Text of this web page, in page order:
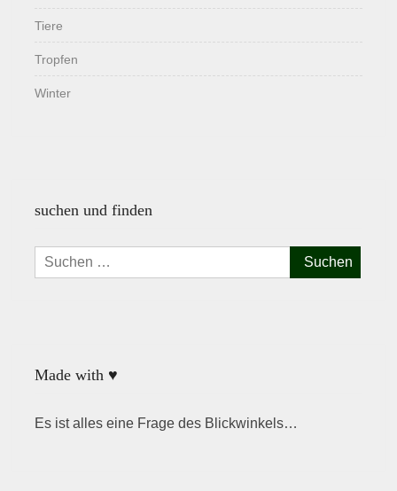
Tiere
Tropfen
Winter
suchen und finden
Suchen
nach:
Made with ♥
Es ist alles eine Frage des Blickwinkels…